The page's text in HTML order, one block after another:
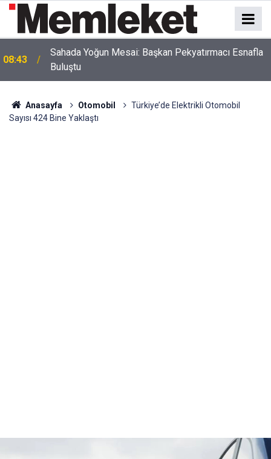
08:42
Uludağ'da Korkutan Orman Yangını: Alevler
Söndürüldü
Anasayfa Otomobil
Türkiye’de Elektrikli Otomobil
Sayısı 424 Bine Yaklaştı